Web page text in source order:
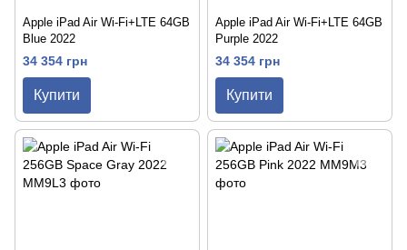
Apple iPad Air Wi-Fi+LTE 64GB
Blue 2022
34 354 грн
Купити
Apple iPad Air Wi-Fi+LTE 64GB
Purple 2022
34 354 грн
Купити